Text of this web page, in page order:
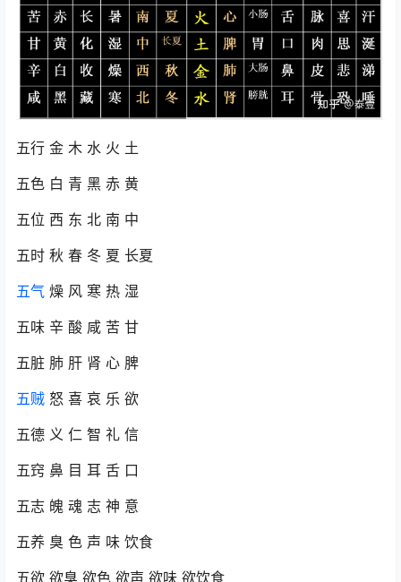
五行 金 木 水 火 土
五色 白 青 黑 赤 黄
五位 西 东 北 南 中
五时 秋 春 冬 夏 长夏
五气 燥 风 寒 热 湿
五味 辛 酸 咸 苦 甘
五脏 肺 肝 肾 心 脾
五贼 怒 喜 哀 乐 欲
五德 义 仁 智 礼 信
五窍 鼻 目 耳 舌 口
五志 魄 魂 志 神 意
五养 臭 色 声 味 饮食
五欲 欲臭 欲色 欲声 欲味 欲饮食